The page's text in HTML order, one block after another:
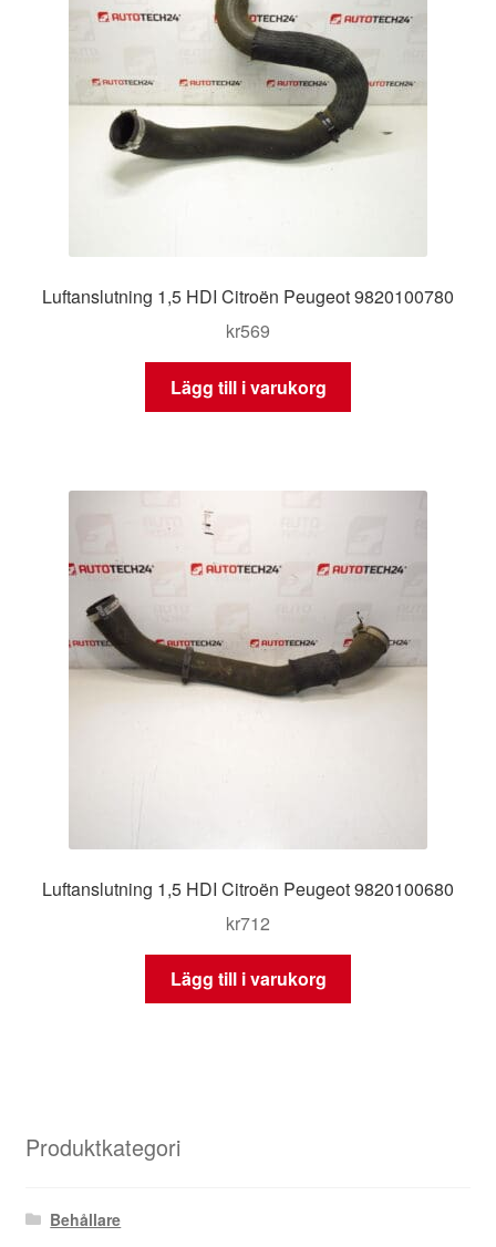
Luftanslutning 1,5 HDI Citroën Peugeot 9820100780
kr569
Lägg till i varukorg
Luftanslutning 1,5 HDI Citroën Peugeot 9820100680
kr712
Lägg till i varukorg
Produktkategori
Behållare